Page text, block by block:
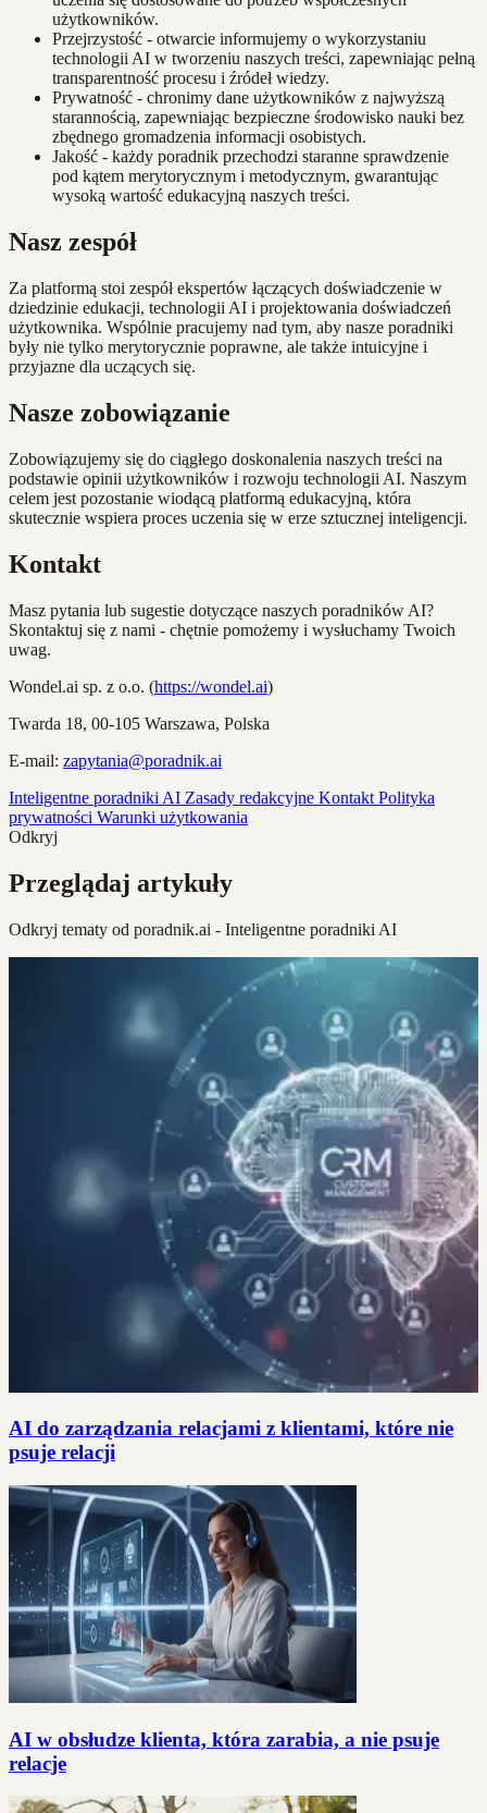
użytkowników.
Przejrzystość - otwarcie informujemy o wykorzystaniu
technologii AI w tworzeniu naszych treści, zapewniając pełną
transparentność procesu i źródeł wiedzy.
Prywatność - chronimy dane użytkowników z najwyższą
starannością, zapewniając bezpieczne środowisko nauki bez
zbędnego gromadzenia informacji osobistych.
Jakość - każdy poradnik przechodzi staranne sprawdzenie
pod kątem merytorycznym i metodycznym, gwarantując
wysoką wartość edukacyjną naszych treści.
Nasz zespół
Za platformą stoi zespół ekspertów łączących doświadczenie w
dziedzinie edukacji, technologii AI i projektowania doświadczeń
użytkownika. Wspólnie pracujemy nad tym, aby nasze poradniki
były nie tylko merytorycznie poprawne, ale także intuicyjne i
przyjazne dla uczących się.
Nasze zobowiązanie
Zobowiązujemy się do ciągłego doskonalenia naszych treści na
podstawie opinii użytkowników i rozwoju technologii AI. Naszym
celem jest pozostanie wiodącą platformą edukacyjną, która
skutecznie wspiera proces uczenia się w erze sztucznej inteligencji.
Kontakt
Masz pytania lub sugestie dotyczące naszych poradników AI?
Skontaktuj się z nami - chętnie pomożemy i wysłuchamy Twoich
uwag.
Wondel.ai sp. z o.o. (https://wondel.ai)
Twarda 18, 00-105 Warszawa, Polska
E-mail: zapytania@poradnik.ai
Inteligentne poradniki AI Zasady redakcyjne Kontakt Polityka
prywatności Warunki użytkowania
Odkryj
Przeglądaj artykuły
Odkryj tematy od poradnik.ai - Inteligentne poradniki AI
AI do zarządzania relacjami z klientami, które nie
psuje relacji
AI w obsłudze klienta, która zarabia, a nie psuje
relacje